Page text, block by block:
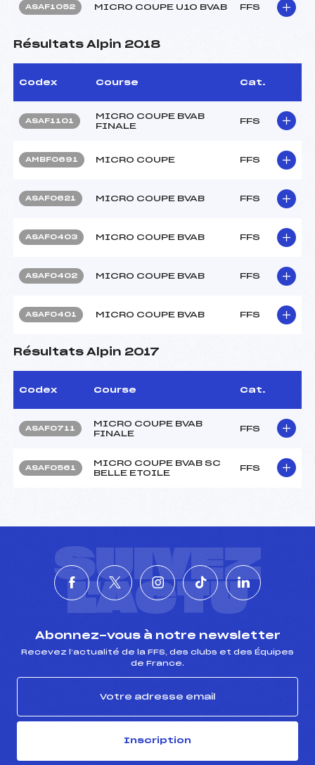
ASAF1052 MICRO COUPE U10 BVAB FFS
Résultats Alpin 2018
Codex Course Cat.
ASAF1101
MICRO COUPE BVAB
FINALE
FFS
AMBF0691 MICRO COUPE FFS
ASAF0621 MICRO COUPE BVAB FFS
ASAF0403 MICRO COUPE BVAB FFS
ASAF0402 MICRO COUPE BVAB FFS
ASAF0401 MICRO COUPE BVAB FFS
Résultats Alpin 2017
Codex Course Cat.
ASAF0711
MICRO COUPE BVAB
FINALE
FFS
ASAF0561
MICRO COUPE BVAB SC
BELLE ETOILE
FFS
SUIVEZ
L'ACTU
Abonnez-vous à notre newsletter
Recevez l’actualité de la FFS, des clubs et des Équipes
de France.
Inscription